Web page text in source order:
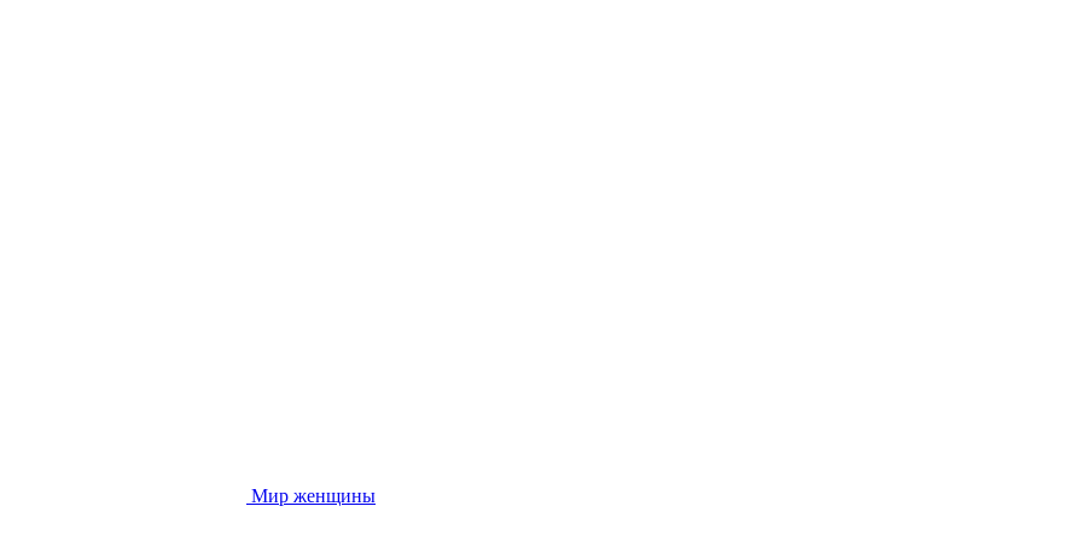
Мир женщины